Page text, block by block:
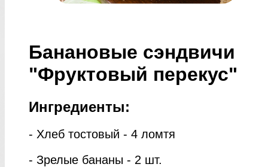
Банановые сэндвичи
"Фруктовый перекус"
Ингредиенты:
- Хлеб тостовый - 4 ломтя
- Зрелые бананы - 2 шт.